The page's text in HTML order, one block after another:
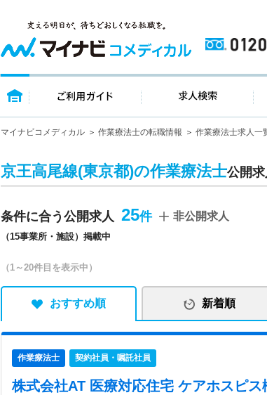
トップページ ご利用ガイド 求
マイナビコメディカル 作業療法士の転職情報 作業療法士求人一
京王高尾線(東京都)の作業療法士公開
条件に合う公開求人 25
（15事業所・施設）掲載中
非公開求人
（1～20件目を表示中）
おすすめ順 新着順
作業療法士 契約社員・嘱託社員
株式会社AT 医療対応住宅 ケアホスピス